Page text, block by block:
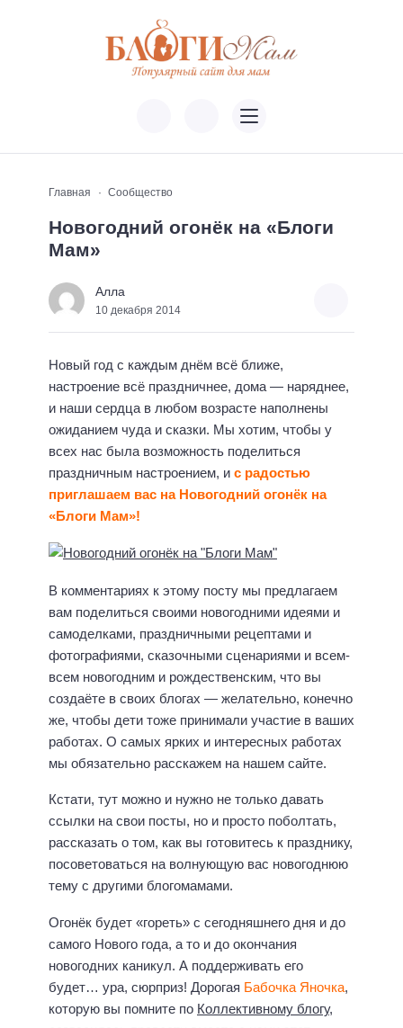
Главная Сообщество
Новогодний огонёк на «Блоги
Мам»
Алла
10 декабря 2014
Новый год с каждым днём всё ближе,
настроение всё праздничнее, дома — наряднее,
и наши сердца в любом возрасте наполнены
ожиданием чуда и сказки. Мы хотим, чтобы у
всех нас была возможность поделиться
праздничным настроением, и с радостью
приглашаем вас на Новогодний огонёк на
«Блоги Мам»!
В комментариях к этому посту мы предлагаем
вам поделиться своими новогодними идеями и
самоделками, праздничными рецептами и
фотографиями, сказочными сценариями и всем-
всем новогодним и рождественским, что вы
создаёте в своих блогах — желательно, конечно
же, чтобы дети тоже принимали участие в ваших
работах. О самых ярких и интересных работах
мы обязательно расскажем на нашем сайте.
Кстати, тут можно и нужно не только давать
ссылки на свои посты, но и просто поболтать,
рассказать о том, как вы готовитесь к празднику,
посоветоваться на волнующую вас новогоднюю
тему с другими блогомамами.
Огонёк будет «гореть» с сегодняшнего дня и до
самого Нового года, а то и до окончания
новогодних каникул. А поддерживать его
будет… ура, сюрприз! Дорогая Бабочка Яночка,
которую вы помните по Коллективному блогу,